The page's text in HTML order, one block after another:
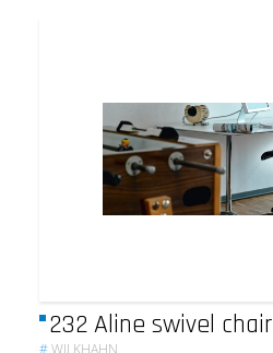
232 Aline swivel chair
#WILKHAHN